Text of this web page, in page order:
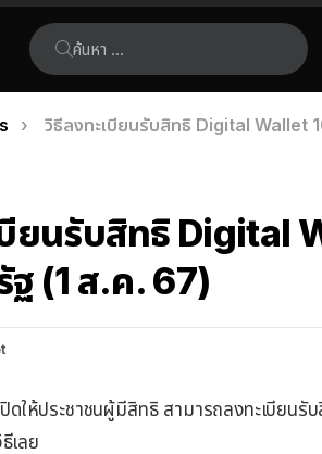
ค้นหา:
วิธีลงทะเบียนรับสิทธิ Digital Wallet
บียนรับสิทธิ Digital
ฐ (1 ส.ค. 67)
ปิดให้ประชาชนผู้มีสิทธิ สามารถลงทะเบีย
เลย